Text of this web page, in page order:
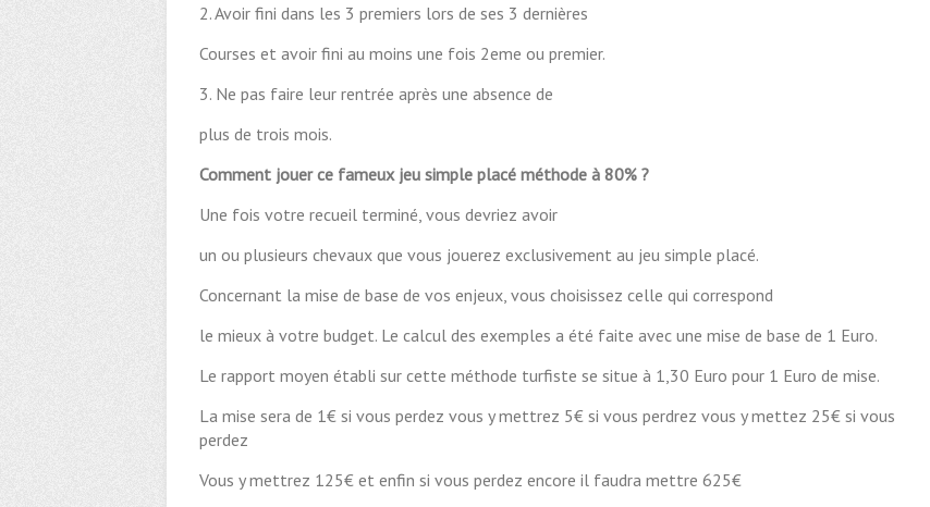
2. Avoir fini dans les 3 premiers lors de ses 3 dernières
Courses et avoir fini au moins une fois 2eme ou premier.
3. Ne pas faire leur rentrée après une absence de
plus de trois mois.
Comment jouer ce fameux jeu simple placé méthode à 80% ?
Une fois votre recueil terminé, vous devriez avoir
un ou plusieurs chevaux que vous jouerez exclusivement au jeu simple placé.
Concernant la mise de base de vos enjeux, vous choisissez celle qui correspond
le mieux à votre budget. Le calcul des exemples a été faite avec une mise de base de 1 Euro.
Le rapport moyen établi sur cette méthode turfiste se situe à 1,30 Euro pour 1 Euro de mise.
La mise sera de 1€ si vous perdez vous y mettrez 5€ si vous perdrez vous y mettez 25€ si vous
perdez
Vous y mettrez 125€ et enfin si vous perdez encore il faudra mettre 625€